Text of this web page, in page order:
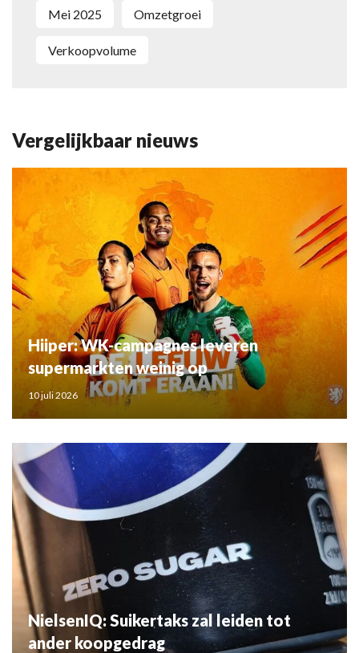
mei 2025 omzetgroei
verkoopvolume
Vergelijkbaar nieuws
Hiiper: WK-campagnes leveren
supermarkten weinig op
10 juli 2026
NielsenIQ: Suikertaks zal leiden tot
ander koopgedrag